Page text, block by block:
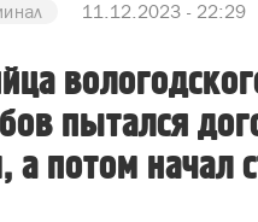
11.12.2023 - 22:29
пытался
а потом начал